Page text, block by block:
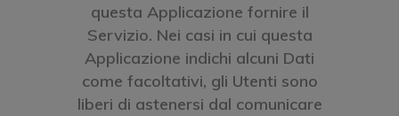
questa Applicazione fornire il
Servizio. Nei casi in cui questa
Applicazione indichi alcuni Dati
come facoltativi, gli Utenti sono
liberi di astenersi dal comunicare